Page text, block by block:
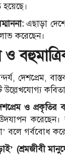
এছাড়া
করেছেন।
দেশপ্রেম,
উল্লেখযোগ্য
ও প্রকৃতির
করেছেন।
বলে গর্ববোধ
(শ্রমজীবী